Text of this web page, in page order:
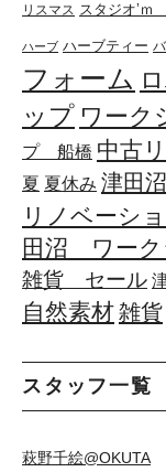
リスマス スタジオ’
ハーブ ハーブティー
フォーム
ップ ワー
プ 船橋 中古
夏 夏休み 津田沼
リノベーシ
田沼 ワーク
雑貨 セール
自然素材雑貨
スタッフ一覧
萩野千絵@OKUTA